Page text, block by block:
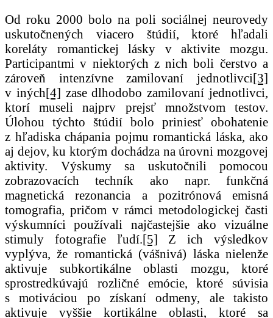
Od roku 2000 bolo na poli sociálnej neurovedy
uskutočnených viacero štúdií, ktoré hľadali
koreláty romantickej lásky v aktivite mozgu.
Participantmi v niektorých z nich boli čerstvo a
zároveň intenzívne zamilovaní jednotlivci[3]
v iných[4] zase dlhodobo zamilovaní jednotlivci,
ktorí museli najprv prejsť množstvom testov.
Úlohou týchto štúdií bolo priniesť obohatenie
z hľadiska chápania pojmu romantická láska, ako
aj dejov, ku ktorým dochádza na úrovni mozgovej
aktivity. Výskumy sa uskutočnili pomocou
zobrazovacích techník ako napr. funkčná
magnetická rezonancia a pozitrónová emisná
tomografia, pričom v rámci metodologickej časti
výskumníci používali najčastejšie ako vizuálne
stimuly fotografie ľudí.[5] Z ich výsledkov
vyplýva, že romantická (vášnivá) láska nielenže
aktivuje subkortikálne oblasti mozgu, ktoré
sprostredkúvajú rozličné emócie, ktoré súvisia
s motiváciou po získaní odmeny, ale takisto
aktivuje vyššie kortikálne oblasti, ktoré sa